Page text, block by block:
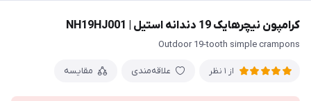
کرامپون نیچرهایک 19 دندانه استیل | NH19HJ001
Outdoor 19-tooth simple crampons
از 1 نظر علاقه‌مندی مقایسه